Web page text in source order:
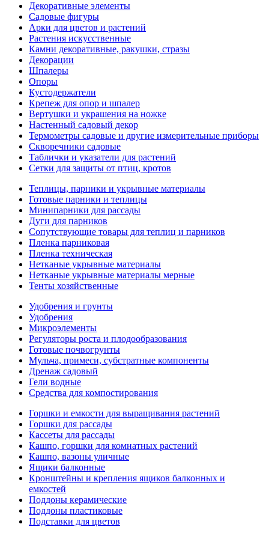
Декоративные элементы
Садовые фигуры
Арки для цветов и растений
Растения искусственные
Камни декоративные, ракушки, стразы
Декорации
Шпалеры
Опоры
Кустодержатели
Крепеж для опор и шпалер
Вертушки и украшения на ножке
Настенный садовый декор
Термометры садовые и другие измерительные приборы
Скворечники садовые
Таблички и указатели для растений
Сетки для защиты от птиц, кротов
Теплицы, парники и укрывные материалы
Готовые парники и теплицы
Минипарники для рассады
Дуги для парников
Сопутствующие товары для теплиц и парников
Пленка парниковая
Пленка техническая
Нетканые укрывные материалы
Нетканые укрывные материалы мерные
Тенты хозяйственные
Удобрения и грунты
Удобрения
Микроэлементы
Регуляторы роста и плодообразования
Готовые почвогрунты
Мульча, примеси, субстратные компоненты
Дренаж садовый
Гели водные
Средства для компостирования
Горшки и емкости для выращивания растений
Горшки для рассады
Кассеты для рассады
Кашпо, горшки для комнатных растений
Кашпо, вазоны уличные
Ящики балконные
Кронштейны и крепления ящиков балконных и
емкостей
Поддоны керамические
Поддоны пластиковые
Подставки для цветов